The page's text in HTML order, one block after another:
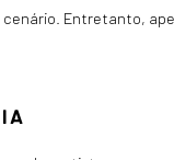
Entretanto,